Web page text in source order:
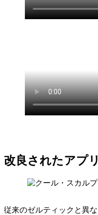
改良されたアプ
従来のゼルティックと異